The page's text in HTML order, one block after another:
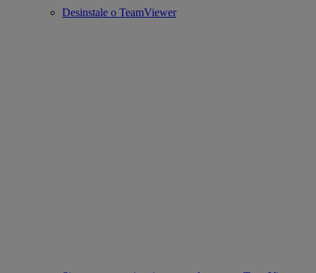
Desinstale o TeamViewer